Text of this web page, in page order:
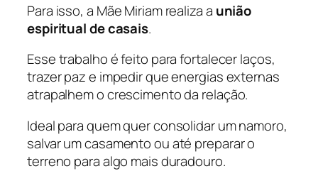
Para isso, a Mãe Miriam realiza a união
espiritual de casais.
Esse trabalho é feito para fortalecer laços,
trazer paz e impedir que energias externas
atrapalhem o crescimento da relação.
Ideal para quem quer consolidar um namoro,
salvar um casamento ou até preparar o
terreno para algo mais duradouro.